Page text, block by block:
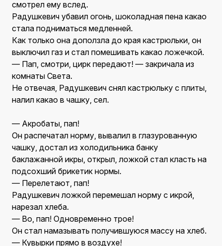
смотрел ему вслед.
Радушкевич убавил огонь, шоколадная пена какао
стала подниматься медленней.
Как только она доползла до края кастрюльки, он
выключил газ и стал помешивать какао ложечкой.
— Пап, смотри, цирк передают! — закричала из
комнаты Света.
Не отвечая, Радушкевич снял кастрюльку с плиты,
налил какао в чашку, сел.
— Акробаты, пап!
Он распечатал норму, вывалил в глазурованную
чашку, достал из холодильника банку
баклажанной икры, открыл, ложкой стал класть на
подсохший брикетик нормы.
— Перелетают, пап!
Радушкевич ложкой перемешал норму с икрой,
нарезал хлеба.
— Во, пап! Одновременно трое!
Он стал намазывать получившуюся массу на хлеб.
— Кувырки прямо в воздухе!